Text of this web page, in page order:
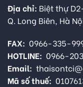
Địa chỉ: Biệt thự
Q. Long Biên, Hà
FAX: 0966-335-
HOTLINE: 0966-
Email:
Mã số thuế: